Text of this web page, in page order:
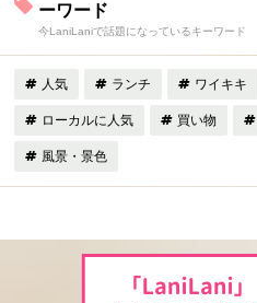
ーワード
今LaniLaniで話題になっているキーワード
人気 ランチ ワイキキ
ローカルに人気 買い物
風景・景色